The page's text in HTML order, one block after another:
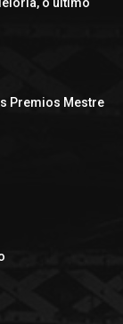
Premios Mestre